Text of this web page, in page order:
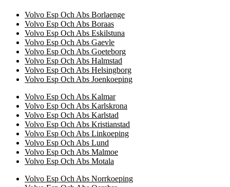
Volvo Esp Och Abs Borlaenge
Volvo Esp Och Abs Boraas
Volvo Esp Och Abs Eskilstuna
Volvo Esp Och Abs Gaevle
Volvo Esp Och Abs Goeteborg
Volvo Esp Och Abs Halmstad
Volvo Esp Och Abs Helsingborg
Volvo Esp Och Abs Joenkoeping
Volvo Esp Och Abs Kalmar
Volvo Esp Och Abs Karlskrona
Volvo Esp Och Abs Karlstad
Volvo Esp Och Abs Kristianstad
Volvo Esp Och Abs Linkoeping
Volvo Esp Och Abs Lund
Volvo Esp Och Abs Malmoe
Volvo Esp Och Abs Motala
Volvo Esp Och Abs Norrkoeping